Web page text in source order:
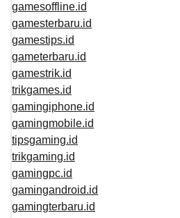
gamesoffline.id
gamesterbaru.id
gamestips.id
gameterbaru.id
gamestrik.id
trikgames.id
gamingiphone.id
gamingmobile.id
tipsgaming.id
trikgaming.id
gamingpc.id
gamingandroid.id
gamingterbaru.id